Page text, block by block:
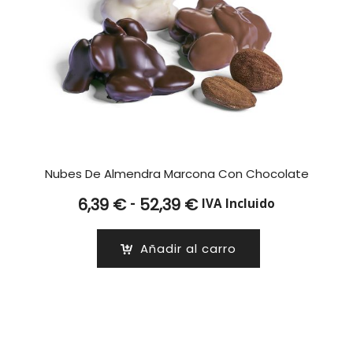
Nubes De Almendra Marcona Con Chocolate
6,39 € - 52,39 €Rango
desde
IVA Incluido
Añadir al carro